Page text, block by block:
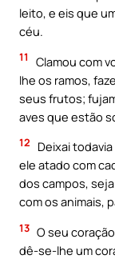
leito, e eis que
céu.
11
Clamou com
lhe os ramos,
seus frutos;
aves que estão
12
Deixai
ele atado com
dos campos,
com os animais,
13 O seu
dê-se-lhe um